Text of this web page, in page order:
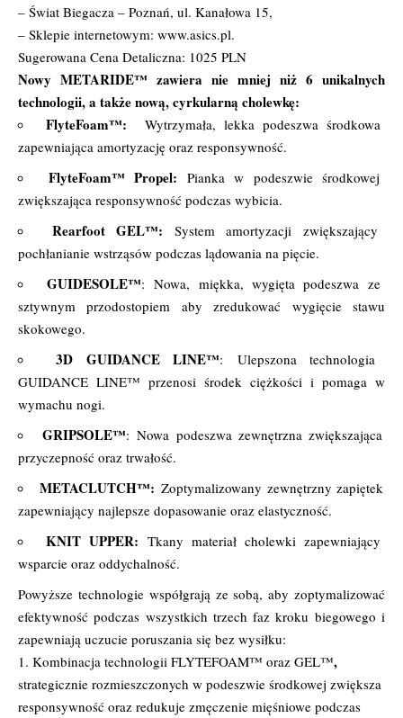
– Świat Biegacza – Poznań, ul. Kanałowa 15,
– Sklepie internetowym: www.asics.pl.
Sugerowana Cena Detaliczna: 1025 PLN
Nowy METARIDE™ zawiera nie mniej niż 6 unikalnych
technologii, a także nową, cyrkularną cholewkę:
FlyteFoam™: Wytrzymała, lekka podeszwa środkowa
zapewniająca amortyzację oraz responsywność.
FlyteFoam™ Propel: Pianka w podeszwie środkowej
zwiększająca responsywność podczas wybicia.
Rearfoot GEL™: System amortyzacji zwiększający
pochłanianie wstrząsów podczas lądowania na pięcie.
GUIDESOLE™: Nowa, miękka, wygięta podeszwa ze
sztywnym przodostopiem aby zredukować wygięcie stawu
skokowego.
3D GUIDANCE LINE™: Ulepszona technologia
GUIDANCE LINE™ przenosi środek ciężkości i pomaga w
wymachu nogi.
GRIPSOLE™: Nowa podeszwa zewnętrzna zwiększająca
przyczepność oraz trwałość.
METACLUTCH™: Zoptymalizowany zewnętrzny zapiętek
zapewniający najlepsze dopasowanie oraz elastyczność.
KNIT UPPER: Tkany materiał cholewki zapewniający
wsparcie oraz oddychalność.
Powyższe technologie współgrają ze sobą, aby zoptymalizować
efektywność podczas wszystkich trzech faz kroku biegowego i
zapewniają uczucie poruszania się bez wysiłku:
1. Kombinacja technologii FLYTEFOAM™ oraz GEL™,
strategicznie rozmieszczonych w podeszwie środkowej zwiększa
responsywność oraz redukuje zmęczenie mięśniowe podczas